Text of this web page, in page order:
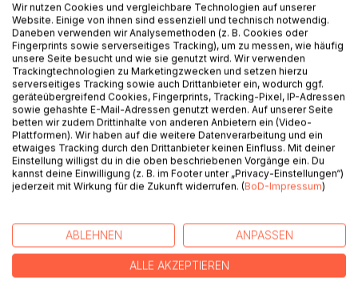
BESCHREIBUNG
Kochen in Frankreich – französische Rezepte zum
Angewöhnen
Über 170 französische Lieblingsrezepte, die mit vielen
Einstieg in die französische Küche!
Nicht nur die wichtigsten Grundrezepte für die
französische Küche, sondern auch jede Menge
Rezeptklassiker, die man immer schon mal ausprobieren
Wir nutzen Cookies und vergleichbare Technologien auf unserer
Website. Einige von ihnen sind essenziell und technisch notwendig.
Daneben verwenden wir Analysemethoden (z. B. Cookies oder
Fingerprints sowie serverseitiges Tracking), um zu messen, wie häufig
unsere Seite besucht und wie sie genutzt wird. Wir verwenden
Trackingtechnologien zu Marketingzwecken und setzen hierzu
serverseitiges Tracking sowie auch Drittanbieter ein, wodurch ggf.
geräteübergreifend Cookies, Fingerprints, Tracking-Pixel, IP-Adressen
sowie gehashte E-Mail-Adressen genutzt werden. Auf unserer Seite
betten wir zudem Drittinhalte von anderen Anbietern ein (Video-
Plattformen). Wir haben auf die weitere Datenverarbeitung und ein
etwaiges Tracking durch den Drittanbieter keinen Einfluss. Mit deiner
Einstellung willigst du in die oben beschriebenen Vorgänge ein. Du
kannst deine Einwilligung (z. B. im Footer unter „Privacy-Einstellungen“)
jederzeit mit Wirkung für die Zukunft widerrufen. (BoD-Impressum)
ABLEHNEN ANPASSEN
ALLE AKZEPTIEREN